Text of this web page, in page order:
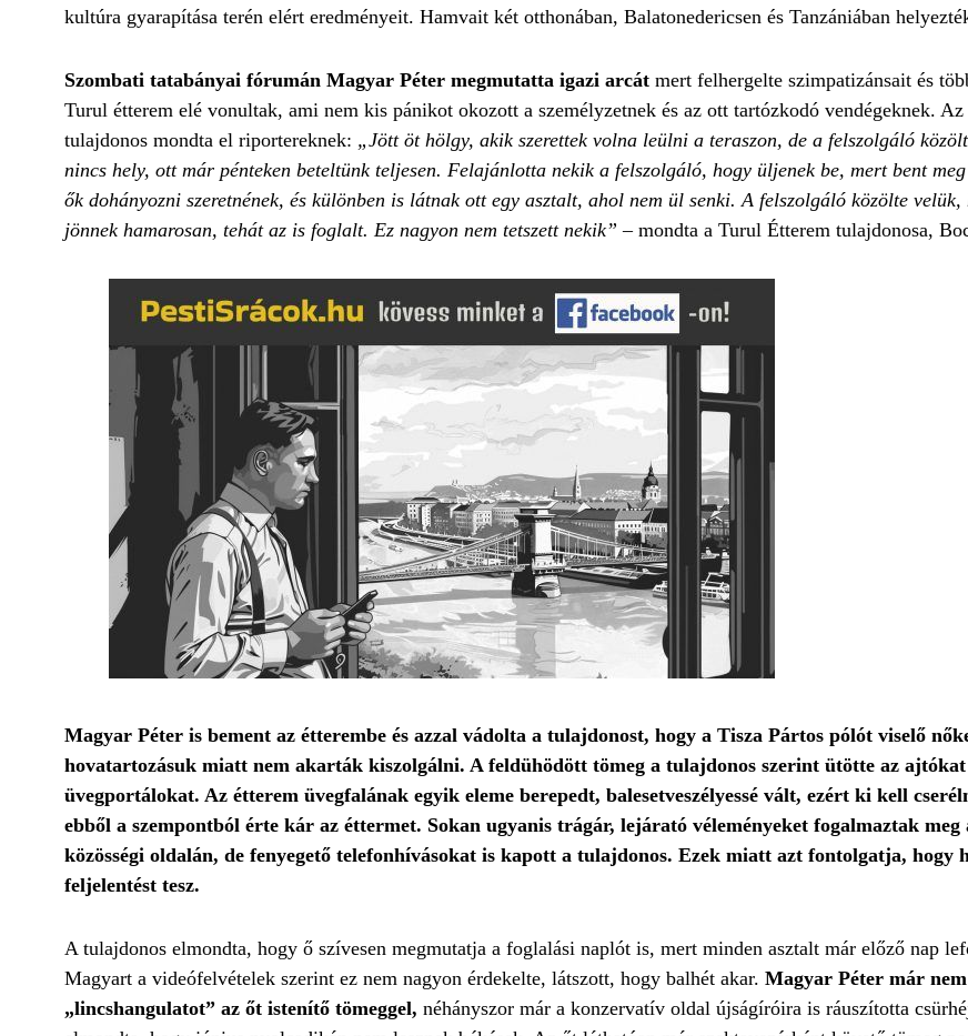
kultúra gyarapítása terén elért eredményeit. Hamvait két otthonában, Balatonedericsen és Tanzániában
Szombati tatabányai fórumán Magyar Péter megmutatta igazi arcát mert felhergelte szimpatizánsait és
Turul étterem elé vonultak, ami nem kis pánikot okozott a személyzetnek és az ott tartózkodó vendégeknek. Az
tulajdonos mondta el riportereknek: „Jött öt hölgy, akik szerettek volna leülni a teraszon, de a felszolgáló
nincs hely, ott már pénteken beteltünk teljesen. Felajánlotta nekik a felszolgáló, hogy üljenek be, mert bent
ők dohányozni szeretnének, és különben is látnak ott egy asztalt, ahol nem ül senki. A felszolgáló közölte
jönnek hamarosan, tehát az is foglalt. Ez nagyon nem tetszett nekik” –mondta a Turul Étterem tulajdonosa,
Magyar Péter is bement az étterembe és azzal vádolta a tulajdonost, hogy a Tisza Pártos pólót viselő
hovatartozásuk miatt nem akarták kiszolgálni. A feldühödött tömeg a tulajdonos szerint ütötte az ajtókat
üvegportálokat. Az étterem üvegfalának egyik eleme berepedt, balesetveszélyessé vált, ezért ki kell
ebből a szempontból érte kár az éttermet. Sokan ugyanis trágár, lejárató véleményeket fogalmaztak meg
közösségi oldalán, de fenyegető telefonhívásokat is kapott a tulajdonos. Ezek miatt azt fontolgatja, hogy
feljelentést tesz.
A tulajdonos elmondta, hogy ő szívesen megmutatja a foglalási naplót is, mert minden asztalt már előző nap
Magyart a videófelvételek szerint ez nem nagyon érdekelte, látszott, hogy balhét akar. Magyar Péter már
„lincshangulatot” az őt istenítő tömeggel, néhányszor már a konzervatív oldal újságíróira is ráuszította